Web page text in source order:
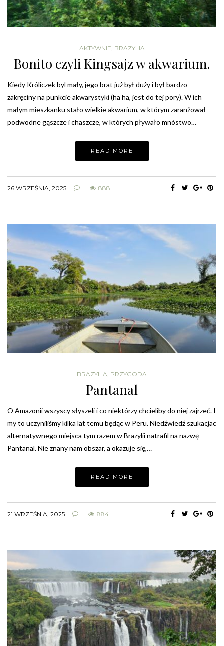
AKTYWNIE, BRAZYLIA
Bonito czyli Kingsajz w akwarium.
Kiedy Króliczek byl mały, jego brat już był duży i był bardzo
zakręciny na punkcie akwarystyki (ha ha, jest do tej pory). W ich
małym mieszkanku stało wielkie akwarium, w którym zaranżował
podwodne gąszcze i chaszcze, w których pływało mnóstwo…
READ MORE
26 WRZEŚNIA, 2025 888
BRAZYLIA PRZYGODA
Pantanal
O Amazonii wszyscy słyszeli i co niektórzy chcieliby do niej zajrzeć. I
my to uczyniliśmy kilka lat temu będąc w Peru. Niedźwiedź szukacjac
alternatywnego miejsca tym razem w Brazylii natrafil na nazwę
Pantanal. Nie znany nam obszar, a okazuje się,…
READ MORE
21 WRZEŚNIA, 2025 884